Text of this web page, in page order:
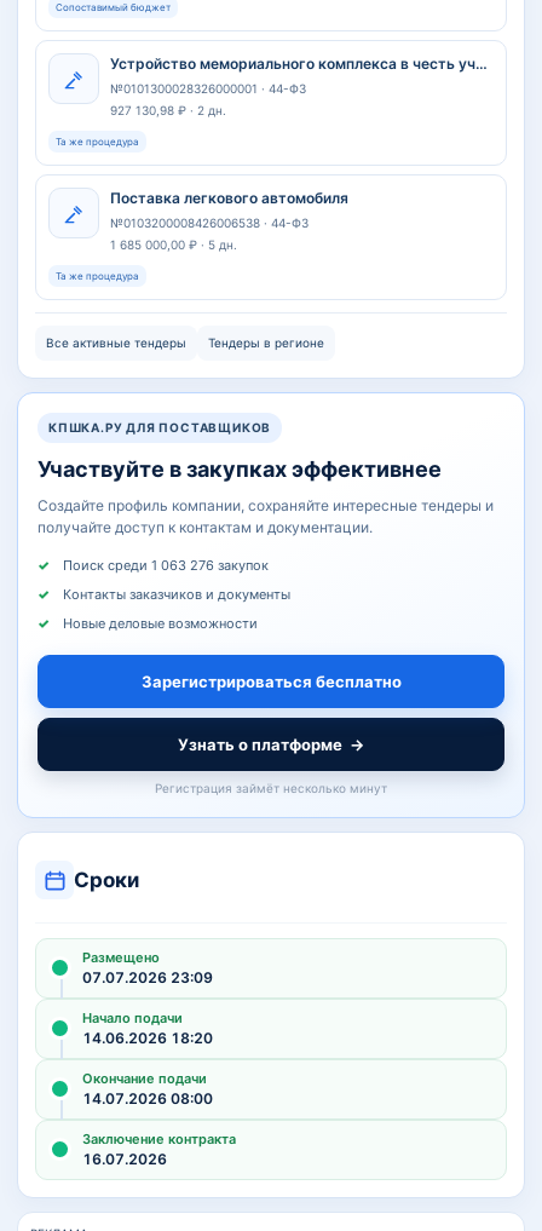
Сопоставимый бюджет
Устройство мемориального комплекса в честь участников ВОВ в с.Янышево МР Благоварский район
№0101300028326000001 · 44-ФЗ
927 130,98 ₽ · 2 дн.
Та же процедура
Поставка легкового автомобиля
№0103200008426006538 · 44-ФЗ
1 685 000,00 ₽ · 5 дн.
Та же процедура
Все активные тендеры Тендеры в регионе
КПШКА.РУ ДЛЯ ПОСТАВЩИКОВ
Участвуйте в закупках эффективнее
Создайте профиль компании, сохраняйте интересные тендеры и
получайте доступ к контактам и документации.
Поиск среди 1 063 276 закупок
Контакты заказчиков и документы
Новые деловые возможности
Зарегистрироваться бесплатно
Узнать о платформе →
Регистрация займёт несколько минут
Сроки
Размещено
07.07.2026 23:09
Начало подачи
14.06.2026 18:20
Окончание подачи
14.07.2026 08:00
Заключение контракта
16.07.2026